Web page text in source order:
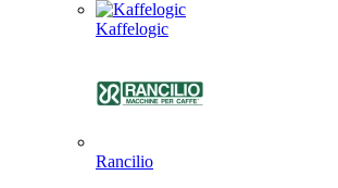
Kaffelogic
Rancilio